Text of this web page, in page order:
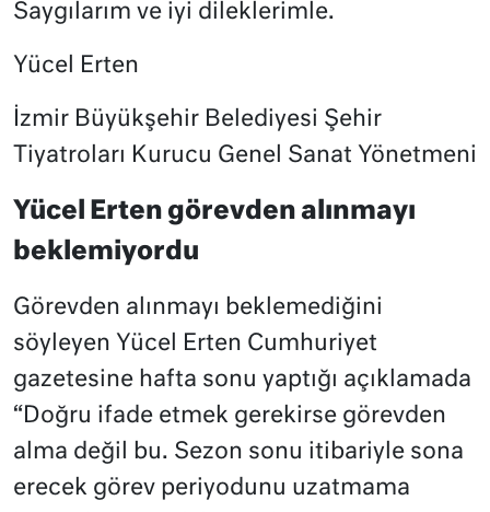
Saygılarım ve iyi dileklerimle.
Yücel Erten
İzmir Büyükşehir Belediyesi Şehir
Tiyatroları Kurucu Genel Sanat Yönetmeni
Yücel Erten görevden alınmayı
beklemiyordu
Görevden alınmayı beklemediğini
söyleyen Yücel Erten Cumhuriyet
gazetesine hafta sonu yaptığı açıklamada
“Doğru ifade etmek gerekirse görevden
alma değil bu. Sezon sonu itibariyle sona
erecek görev periyodunu uzatmama